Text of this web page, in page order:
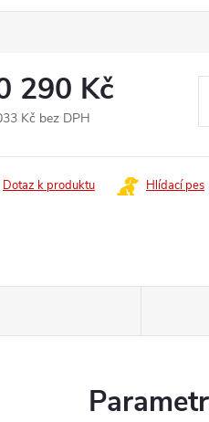
290 Kč
Kč bez DPH
Dotaz k produktu Hlídací pes